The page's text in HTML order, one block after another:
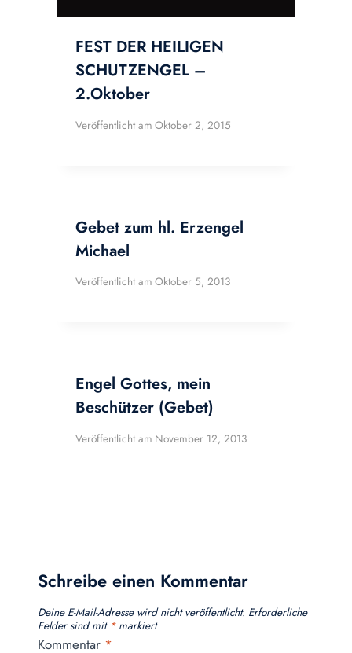
FEST DER HEILIGEN
SCHUTZENGEL –
2.Oktober
Veröffentlicht am Oktober 2, 2015
Gebet zum hl. Erzengel
Michael
Veröffentlicht am Oktober 5, 2013
Engel Gottes, mein
Beschützer (Gebet)
Veröffentlicht am November 12, 2013
Schreibe einen Kommentar
Deine E-Mail-Adresse wird nicht veröffentlicht. Erforderliche
Felder sind mit *markiert
Kommentar *